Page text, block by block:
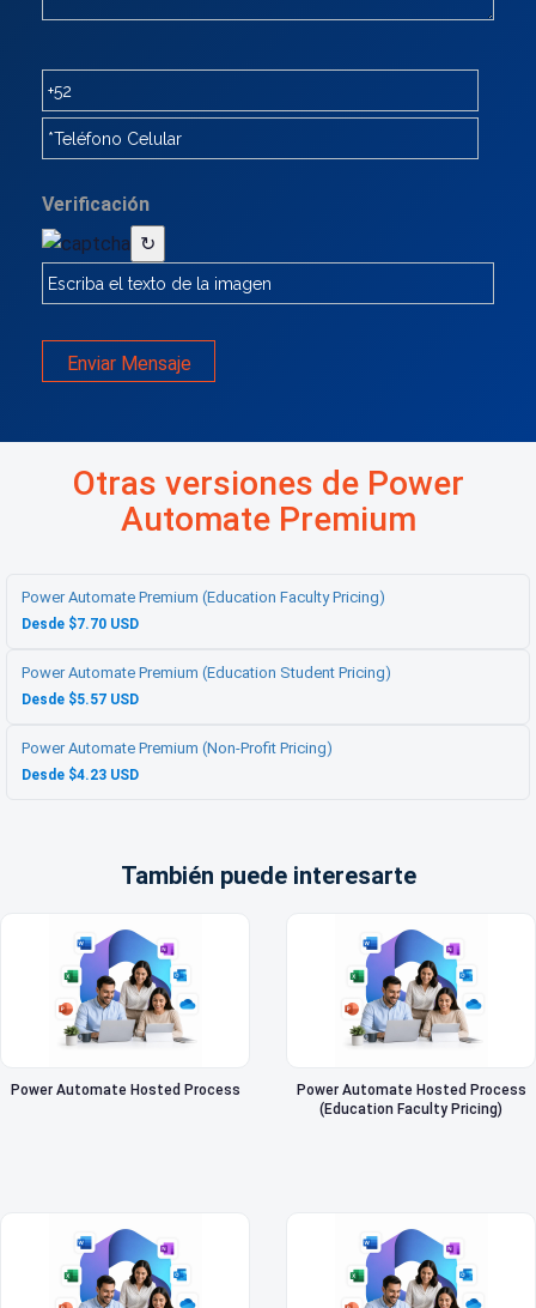
Verificación
↻
Enviar Mensaje
Otras versiones de Power
Automate Premium
Power Automate Premium (Education Faculty Pricing)
Desde $7.70 USD
Power Automate Premium (Education Student Pricing)
Desde $5.57 USD
Power Automate Premium (Non-Profit Pricing)
Desde $4.23 USD
También puede interesarte
Power Automate Hosted Process
Power Automate Hosted Process
(Education Faculty Pricing)